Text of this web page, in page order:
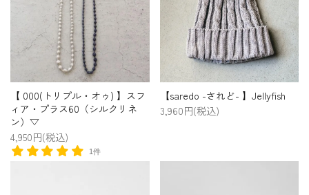
お問い合わせ
【 000(トリプル・オゥ) 】スフ
ィア・プラス60（シルクリネ
ン）▽
4,950円(税込)
1件
【saredo -されど- 】Jellyfish
3,960円(税込)